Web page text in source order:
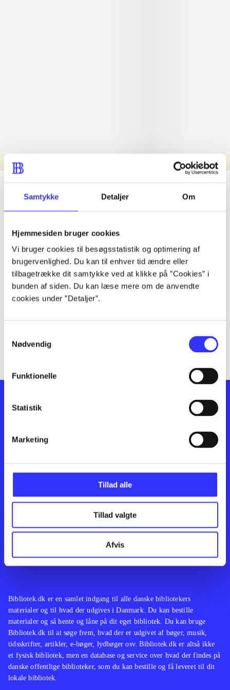
Samtykke Detaljer Om
Hjemmesiden bruger cookies
Vi bruger cookies til besøgsstatistik og optimering af
brugervenlighed. Du kan til enhver tid ændre eller
tilbagetrække dit samtykke ved at klikke på ”Cookies” i
bunden af siden. Du kan læse mere om de anvendte
cookies under ”Detaljer”.
Nødvendig
Funktionelle
Statistik
Marketing
Tillad alle
Tillad valgte
Afvis
Nyhed
lorem ipsum dolor sit amet ...
lorem ipsum dolor sit amet ...
lorem ipsum dolor sit amet ...
lorem ipsum dolor sit amet ...
lorem ipsum dolor sit amet ...
lorem ipsum dolor sit amet ...
lorem ipsum dolor sit amet ...
Feedback
Bibliotek.dk er en samlet indgang til alle danske bibliotekers
materialer og til hvad der udgives i Danmark. Du kan bestille
materialer og så hente og låne på dit eget bibliotek. Du kan bruge
Bibliotek.dk til at søge frem, hvad der er udgivet af bøger, musik,
tidsskrifter, artikler, e-bøger, lydbøger osv. Bibliotek.dk er altså ikke
et fysisk bibliotek, men en database og service over hvad der findes på
danske offentlige biblioteker, som du kan bestille og få leveret til dit
lokale bibliotek.
Kontakt os
English
Artikler
Film
Musik
Noder